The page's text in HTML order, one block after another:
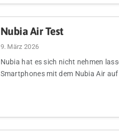
Nubia Air Test
9. März 2026
Nubia hat es sich nicht nehmen
Smartphones mit dem Nubia Air